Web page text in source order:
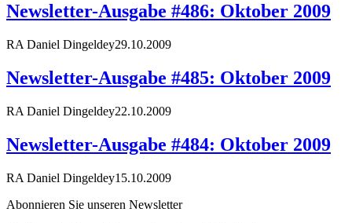
Newsletter-Ausgabe #486: Oktober 2009
RA Daniel Dingeldey29.10.2009
Newsletter-Ausgabe #485: Oktober 2009
RA Daniel Dingeldey22.10.2009
Newsletter-Ausgabe #484: Oktober 2009
RA Daniel Dingeldey15.10.2009
Abonnieren Sie unseren Newsletter